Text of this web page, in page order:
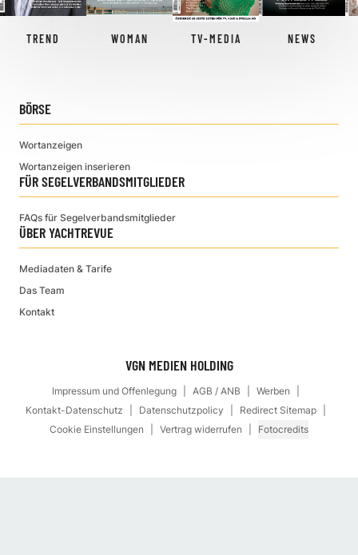
TREND WOMAN TV-MEDIA NEWS
BÖRSE
Wortanzeigen
Wortanzeigen inserieren
FÜR SEGELVERBANDSMITGLIEDER
FAQs für Segelverbandsmitglieder
ÜBER YACHTREVUE
Mediadaten & Tarife
Das Team
Kontakt
VGN MEDIEN HOLDING
Impressum und Offenlegung AGB / ANB
Werben
Kontakt-Datenschutz
Datenschutzpolicy
Redirect Sitemap
Cookie Einstellungen
Vertrag widerrufen Fotocredits